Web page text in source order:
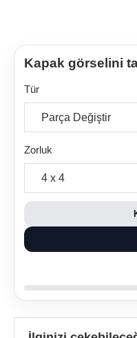
Kapak görselini
Tür
Zorluk